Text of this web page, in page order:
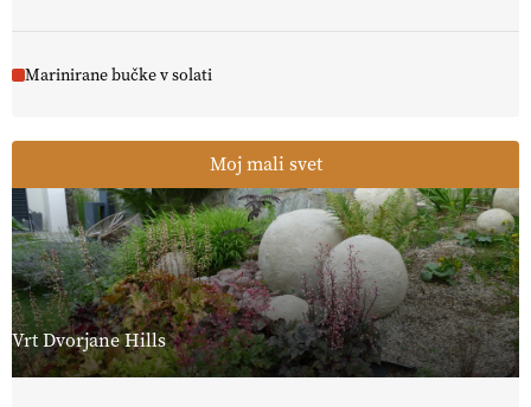
Marinirane bučke v solati
Moj mali svet
Vrt Dvorjane Hills